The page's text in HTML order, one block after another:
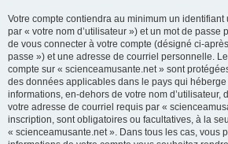
Votre compte contiendra au minimum un
par « votre nom d’utilisateur ») et un mot de passe
de vous connecter à votre compte (désigné ci-
passe ») et une adresse de courriel personnelle.
compte sur « scienceamusante.net » sont
des données applicables dans le pays qui héberge
informations, en-dehors de votre nom d’utilisateur,
votre adresse de courriel requis par «
inscription, sont obligatoires ou facultatives, à la
« scienceamusante.net ». Dans tous les cas, vous